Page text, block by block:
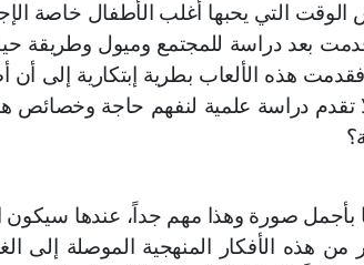
التي يحبها أغلب الأطفال خاصة
بعد دراسة للمجتمع وميول وطريقة
هذه الألعاب بطرية إبتكارية
لى أن
تقدم دراسة علمية لنفهم حاجة وخصائص
بأجمل صورة وهذا مهم جداً، عندها
هذه الأفكار المنهجية الموصلة إلى